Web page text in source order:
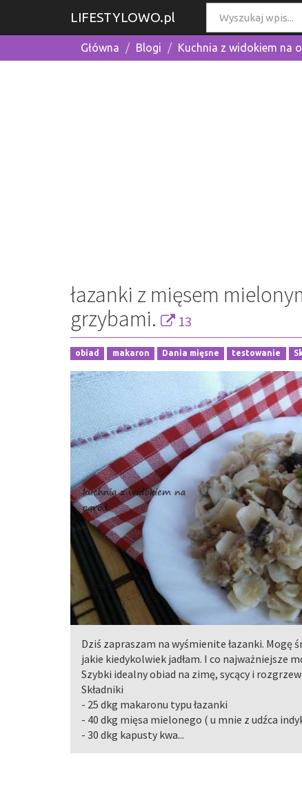
LIFESTYLOWO.pl
Główna Blogi Kuchnia z widokiem na
łazanki z mięsem
grzybami.
13
obiad makaron Dania mięsne testowanie
Dziś zapraszam na wyśmienite łazanki. Mogę
jakie kiedykolwiek jadłam. I co najważniejsze
Szybki idealny obiad na zimę, sycący i
Składniki
- 25 dkg makaronu typu łazanki
- 40 dkg mięsa mielonego ( u mnie z udźca
- 30 dkg kapusty kwa...